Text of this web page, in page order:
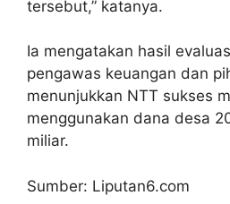
tersebut,” katanya.
Ia mengatakan hasil
pengawas keuangan dan
menunjukkan NTT sukses
menggunakan dana desa
miliar.
Sumber: Liputan6.com